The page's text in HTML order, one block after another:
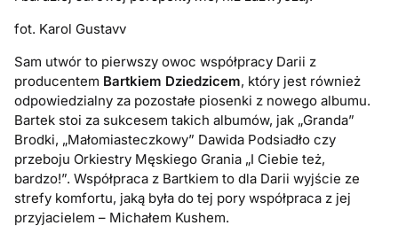
fot. Karol Gustavv
Sam utwór to pierwszy owoc współpracy Darii z
producentem Bartkiem Dziedzicem, który jest również
odpowiedzialny za pozostałe piosenki z nowego albumu.
Bartek stoi za sukcesem takich albumów, jak „Granda”
Brodki, „Małomiasteczkowy” Dawida Podsiadło czy
przeboju Orkiestry Męskiego Grania „I Ciebie też,
bardzo!”. Współpraca z Bartkiem to dla Darii wyjście ze
strefy komfortu, jaką była do tej pory współpraca z jej
przyjacielem – Michałem Kushem.